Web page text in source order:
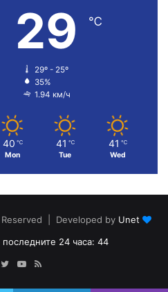
29 ℃
29º - 25º
35%
1.94 км/ч
40 ℃
Mon
41 ℃
Tue
41 ℃
Wed
| Developed by Unet
последните 24 часа: 44
TwitterYouTube
RSS